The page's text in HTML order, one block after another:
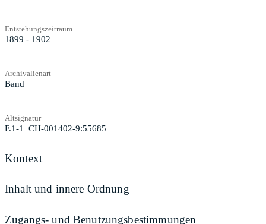
Entstehungszeitraum
1899 - 1902
Archivalienart
Band
Altsignatur
F.1-1_CH-001402-9:55685
Kontext
Inhalt und innere Ordnung
Zugangs- und Benutzungsbestimmungen